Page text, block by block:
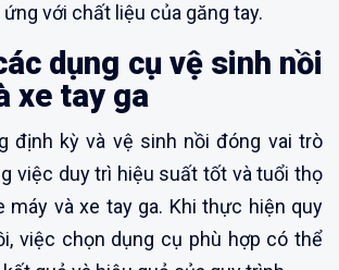
ứng với chất liệu của găng tay.
dụng cụ vệ sinh nồi
xe tay ga
định kỳ và vệ sinh nồi đóng vai trò
việc duy trì hiệu suất tốt và tuổi thọ
máy và xe tay ga. Khi thực hiện quy
việc chọn dụng cụ phù hợp có thể